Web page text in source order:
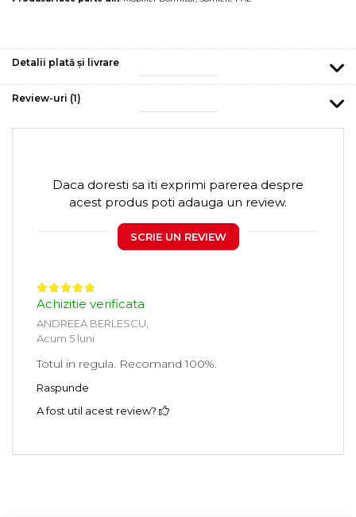
Detalii plată și livrare
Review-uri (1)
Daca doresti sa iti exprimi parerea despre
acest produs poti adauga un review.
SCRIE UN REVIEW
Achizitie verificata
ANDREEA BERLESCU,
Acum 5 luni
Totul in regula. Recomand 100%.
Raspunde
A fost util acest review?